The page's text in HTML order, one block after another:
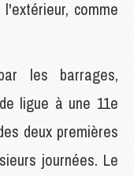
comme
les barrages,
ligue à une 11e
deux premières
journées. Le